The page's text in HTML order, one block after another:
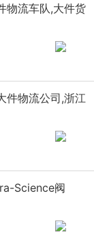
物流车队,大件货
件物流公司,浙江
Science阀